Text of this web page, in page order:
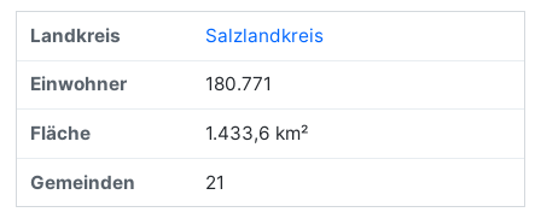
Salzlandkreis
180.771
1.433,6 km²
21